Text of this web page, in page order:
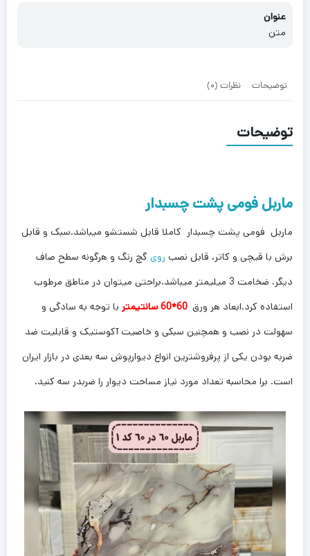
عنوان
متن
توضیحات نظرات (0)
توضیحات
ماربل فومی پشت چسبدار
ماربل فومی پشت چسبدار کاملا قابل شستشو میباشد.سبک و قابل
برش با قیچی و کاتر، قابل نصب روی گچ رنگ و هرگونه سطح صاف
دیگر. ضخامت 3 میلیمتر میباشد.براحتی میتوان در مناطق مرطوب
استفاده کرد.ابعاد هر ورق
سانتیمتر با توجه به سادگی و
سهولت در نصب و همچنین سبکی و خاصیت آکوستیک و قابلیت ضد
ضربه بودن یکی از پرفروشترین انواع دیوارپوش سه بعدی در بازار ایران
است. برا محاسبه تعداد مورد نیاز مساحت دیوار را ضربدر سه کنید.